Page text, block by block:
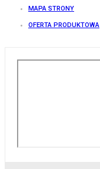
MAPA STRONY
OFERTA PRODUKTOWA